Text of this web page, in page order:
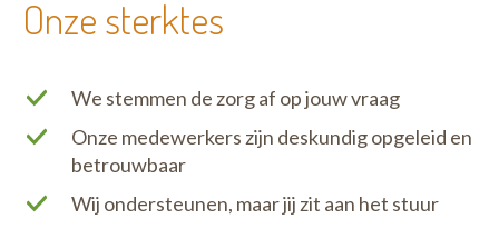
Onze sterktes
We stemmen de zorg af op jouw vraag
Onze medewerkers zijn deskundig opgeleid en
betrouwbaar
Wij ondersteunen, maar jij zit aan het stuur